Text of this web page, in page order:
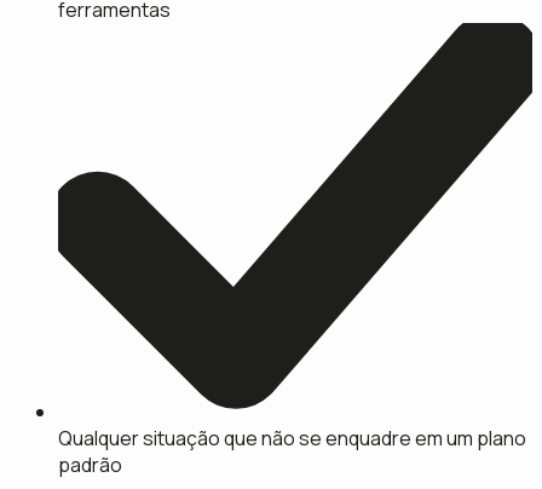
ferramentas
Qualquer situação que não se enquadre em um plano
padrão